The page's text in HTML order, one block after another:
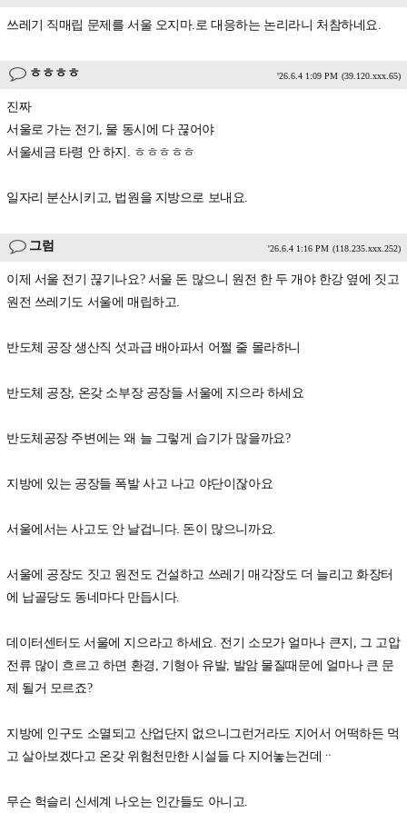
쓰레기 직매립 문제를 서울 오지마.로 대응하는 논리라니 처참하네요.
ㅎㅎㅎㅎ '26.6.4 1:09 PM (39.120.xxx.65)
진짜
서울로 가는 전기, 물 동시에 다 끊어야
서울세금 타령 안 하지. ㅎㅎㅎㅎㅎ
일자리 분산시키고, 법원을 지방으로 보내요.
그럼 '26.6.4 1:16 PM (118.235.xxx.252)
이제 서울 전기 끊기나요? 서울 돈 많으니 원전 한 두 개야 한강 옆에 짓고
원전 쓰레기도 서울에 매립하고.
반도체 공장 생산직 섯과급 배아파서 어쩔 줄 몰라하니
반도체 공장, 온갖 소부장 공장들 서울에 지으라 하세요
반도체공장 주변에는 왜 늘 그렇게 습기가 많을까요?
지방에 있는 공장들 폭발 사고 나고 야단이잖아요
서울에서는 사고도 안 날겁니다. 돈이 많으니까요.
서울에 공장도 짓고 원전도 건설하고 쓰레기 매각장도 더 늘리고 화장터
에 납골당도 동네마다 만듭시다.
데이터센터도 서울에 지으라고 하세요. 전기 소모가 얼마나 큰지, 그 고압
전류 많이 흐르고 하면 환경, 기형아 유발, 발암 물질때문에 얼마나 큰 문
제 될거 모르죠?
지방에 인구도 소멸되고 산업단지 없으니그런거라도 지어서 어떡하든 먹
고 살아보겠다고 온갖 위험천만한 시설들 다 지어놓는건데ᆢ
무슨 헉슬리 신세계 나오는 인간들도 아니고.